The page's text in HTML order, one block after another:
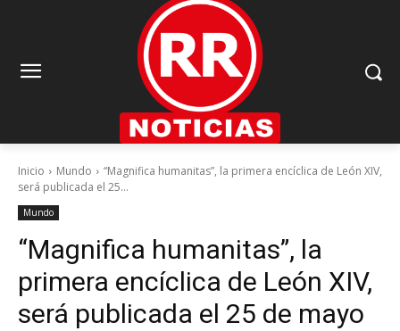
Inicio Mundo
“Magnifica humanitas”, la primera encíclica de León XIV,
será publicada el 25...
Mundo
“Magnifica humanitas”, la
primera encíclica de León XIV,
será publicada el 25 de mayo